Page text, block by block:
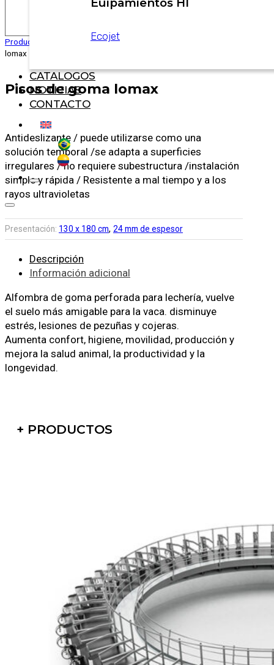
Euipamientos HI
Ecojet
CATALOGOS
NOTICIAS
CONTACTO
Productos Equipamientos/Bienestar animal
lomax
Pisos de goma lomax
Antideslizante / puede utilizarse como una
solución temporal /se adapta a superficies
irregulares / no requiere subestructura /instalación
simple y rápida / Resistente a mal tiempo y a los
rayos ultravioletas
Presentación: 130 x 180 cm, 24 mm de espesor
Descripción
Información adicional
Alfombra de goma perforada para lechería, vuelve
el suelo más amigable para la vaca. disminuye
estrés, lesiones de pezuñas y cojeras.
Aumenta confort, higiene, movilidad, producción y
mejora la salud animal, la productividad y la
longevidad.
+ PRODUCTOS